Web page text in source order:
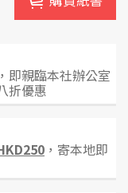
即親臨本社辦公室
折優惠
，寄本地即